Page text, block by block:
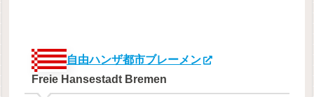
自由ハンザ都市ブレーメン
Freie Hansestadt Bremen